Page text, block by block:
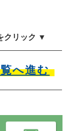
クリック ▼
へ進む